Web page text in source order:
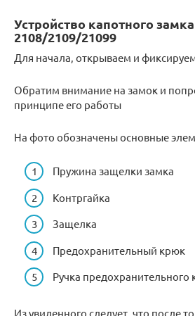
Устройство капотного
2108/2109/21099
Для начала, открываем и
Обратим внимание на замок и
принципе его работы
На фото обозначены основные
Пружина защелки замка
Контргайка
Защелка
Предохранительный крюк
Ручка предохранительного
Из увиденного следует, что после